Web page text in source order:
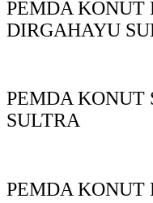
PEMDA KONUT
DIRGAHAYU
PEMDA KONUT
SULTRA
PEMDA KONUT